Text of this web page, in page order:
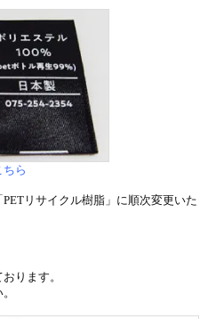
ちら
リサイクル樹脂」に順次変更いた
ります。